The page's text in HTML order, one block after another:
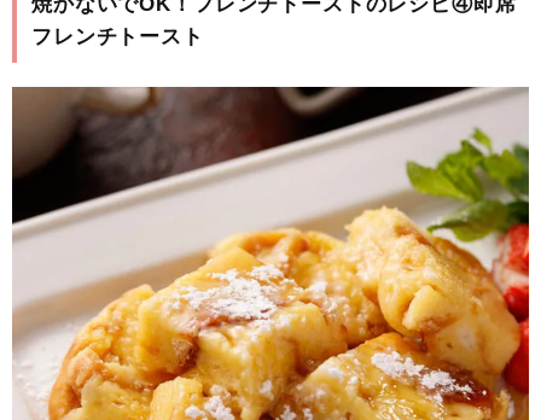
焼かないでOK！フレンチトーストのレシピ④即席
フレンチトースト